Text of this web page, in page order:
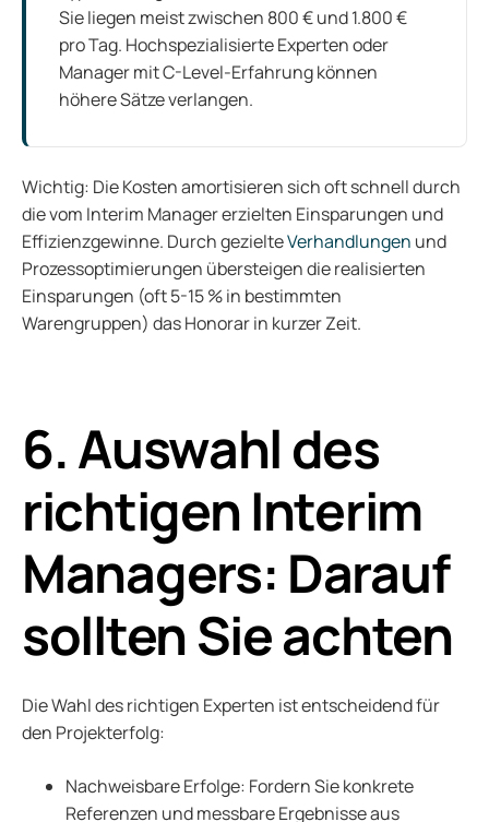
Sie liegen meist zwischen 800 € und 1.800 €
pro Tag. Hochspezialisierte Experten oder
Manager mit C-Level-Erfahrung können
höhere Sätze verlangen.
Wichtig: Die Kosten amortisieren sich oft schnell durch
die vom Interim Manager erzielten Einsparungen und
Effizienzgewinne. Durch gezielteVerhandlungen und
Prozessoptimierungen übersteigen die realisierten
Einsparungen (oft 5-15 % in bestimmten
Warengruppen) das Honorar in kurzer Zeit.
6. Auswahl des
richtigen Interim
Managers: Darauf
sollten Sie achten
Die Wahl des richtigen Experten ist entscheidend für
den Projekterfolg:
Nachweisbare Erfolge: Fordern Sie konkrete
Referenzen und messbare Ergebnisse aus